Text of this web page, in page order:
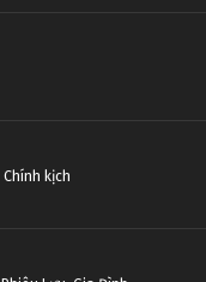
Chính kịch